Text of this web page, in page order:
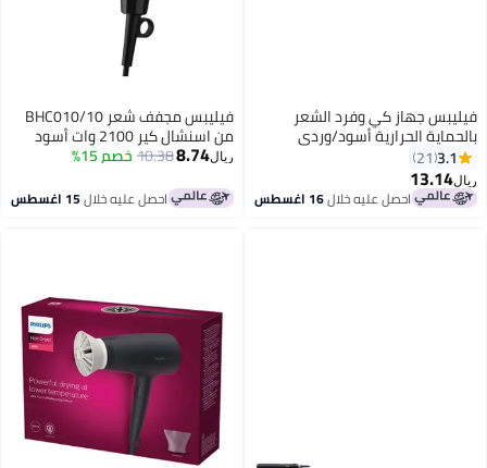
فيليبس جهاز كي وفرد الشعر
بالحماية الحرارية أسود/وردي
3.1
21
ريال13.14
احصل عليه خلال16 اغسطس
فيليبس مجفف شعر BHC010/10
من اسنشال كير 2100 وات أسود
ريال8.74
10.38خصم 15%
احصل عليه خلال15 اغسطس